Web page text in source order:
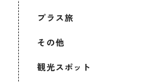
プラス旅
その他
観光スポット